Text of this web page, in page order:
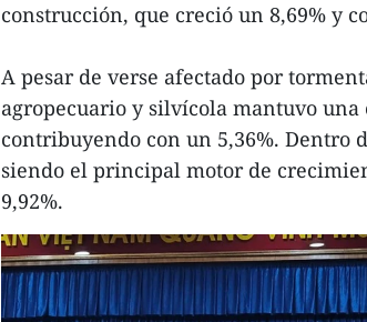
construcción, que creció un 8,69% y
A pesar de verse afectado por
agropecuario y silvícola mantuvo una
contribuyendo con un 5,36%.
siendo el principal motor de
9,92%.